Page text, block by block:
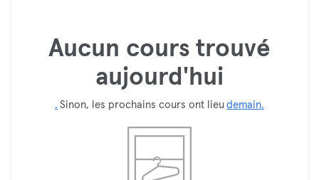
Aucun cours trouvé
aujourd'hui
. Sinon, les prochains cours ont lieu demain.